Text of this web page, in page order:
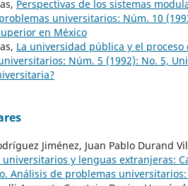
Perspectivas de los sistemas
universitarios: Núm. 10
en México
La universidad pública y el
Núm. 5 (1992): No. 5,
Jiménez, Juan Pablo Durand
universitarios y lenguas extranjeras:
Análisis de problemas